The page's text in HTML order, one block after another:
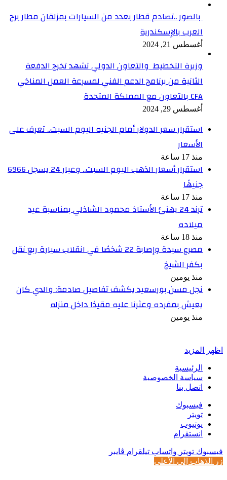
بالصور ..تصادم قطار بعدد من السيارات بمزلقان مطار برج
العرب بالإسكندرية
أغسطس 21, 2024
وزيرة التخطيط والتعاون الدولي تشهد تخرج الدفعة
الثانية من برنامج الدعم الفني لمسرعة العمل المناخي
CFA بالتعاون مع المملكة المتحدة
أغسطس 29, 2024
استقرار سعر الدولار أمام الجنيه اليوم السبت.. تعرف على
الأسعار
منذ 17 ساعة
استقرار أسعار الذهب اليوم السبت.. وعيار 24 يسجل 6966
جنيهًا
منذ 17 ساعة
ترند 24 يهنئ الأستاذ محمود الشاذلي بمناسبة عيد
ميلاده
منذ 18 ساعة
مصرع سيدة وإصابة 22 شخصًا في انقلاب سيارة ربع نقل
بكفر الشيخ
منذ يومين
نجل مسن بورسعيد يكشف تفاصيل صادمة: والدي كان
يعيش بمفرده وعثرنا عليه مقيدًا داخل منزله
منذ يومين
اظهر المزيد
الرئيسية
سياسة الخصوصية
اتصل بنا
فيسبوك
تويتر
يوتيوب
انستقرام
فيسبوك تويتر واتساب تيلقرام ڤايبر
زر الذهاب إلى الأعلى